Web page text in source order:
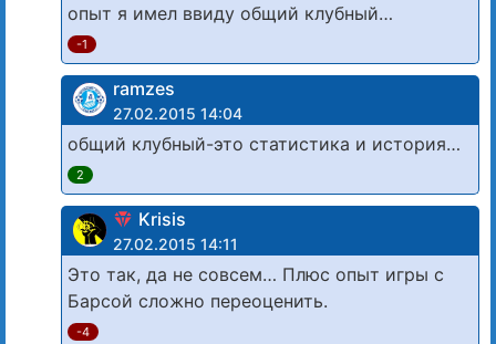
опыт я имел ввиду общий клубный…
-1
ramzes
27.02.2015 14:04
общий клубный-это статистика и история…
2
Krisis
27.02.2015 14:11
Это так, да не совсем… Плюс опыт игры с
Барсой сложно переоценить.
-4